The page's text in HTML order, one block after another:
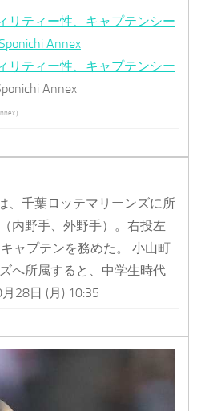
リティー性、キャプテンシー
Annex
リティー性、キャプテンシー
Annex
）
、千葉ロッテマリーンズに所
内野手、外野手）。右投左
ャプテンを務めた。 小山町
へ所属すると、中学生時代
28日 (月) 10:35